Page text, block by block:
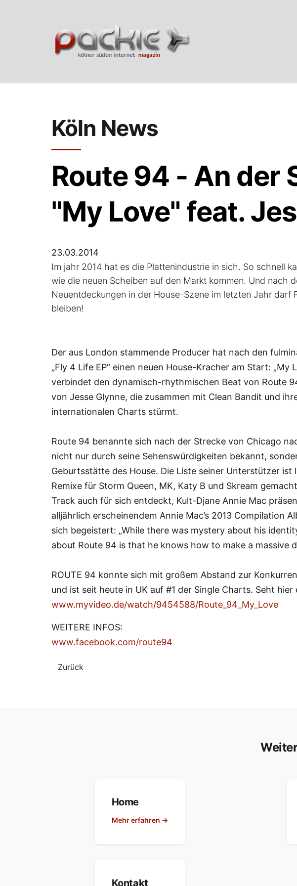
Köln News
Route 94 - An der
"My Love" feat.
23.03.2014
Im jahr 2014 hat es die Plattenindustrie in sich. So schnell
wie die neuen Scheiben auf den Markt kommen. Und nach
Neuentdeckungen in der House-Szene im letzten Jahr darf
bleiben!
Der aus London stammende Producer hat nach den
„Fly 4 Life EP“ einen neuen House-Kracher am Start: „My
verbindet den dynamisch-rhythmischen Beat von Route
von Jesse Glynne, die zusammen mit Clean Bandit und
internationalen Charts stürmt.
Route 94 benannte sich nach der Strecke von Chicago
nicht nur durch seine Sehenswürdigkeiten bekannt,
Geburtsstätte des House. Die Liste seiner Unterstützer ist
Remixe für Storm Queen, MK, Katy B und Skream
Track auch für sich entdeckt, Kult-Djane Annie Mac
alljährlich erscheinendem Annie Mac’s 2013 Compilation
sich begeistert: „While there was mystery about his
about Route 94 is that he knows how to make a massive
ROUTE 94 konnte sich mit großem Abstand zur
und ist seit heute in UK auf #1 der Single Charts. Seht hier
www.myvideo.de/watch/9454588/Route_94_My_Love
WEITERE INFOS:
www.facebook.com/route94
Zurück
Home
Mehr erfahren →
Kontakt